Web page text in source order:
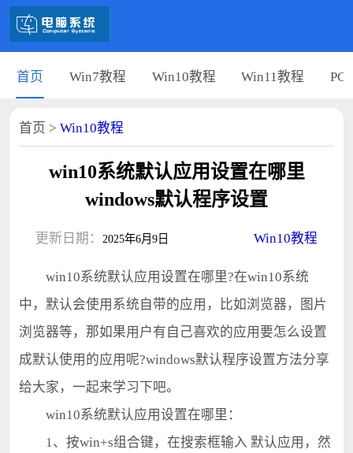
首页 Win7教程 Win10教程 Win11教程 PC
首页 > Win10教程
win10系统默认应用设置在哪里
windows默认程序设置
更新日期： 2025年6月9日 Win10教程
win10系统默认应用设置在哪里?在win10系统
中，默认会使用系统自带的应用，比如浏览器，图片
浏览器等，那如果用户有自己喜欢的应用要怎么设置
成默认使用的应用呢?windows默认程序设置方法分享
给大家，一起来学习下吧。
win10系统默认应用设置在哪里：
1、按win+s组合键，在搜索框输入 默认应用，然